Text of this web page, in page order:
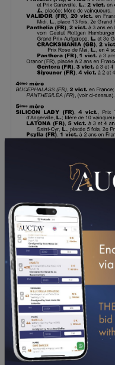
TÉLÉCHARGER LE PDF